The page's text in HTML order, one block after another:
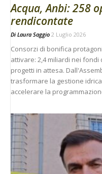
Acqua, Anbi: 258
rendicontate
Di Laura Saggio 2 Luglio 2026
Consorzi di bonifica
attivare: 2,4 miliardi nei fondi
progetti in attesa.
trasformare la gestione
accelerare la